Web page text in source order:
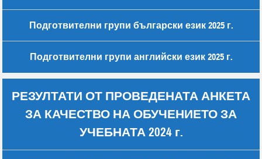
Подготвителни групи български език 2025 г.
Подготвителни групи английски език 2025 г.
РЕЗУЛТАТИ ОТ ПРОВЕДЕНАТА АНКЕТА
ЗА КАЧЕСТВО НА ОБУЧЕНИЕТО ЗА
УЧЕБНАТА 2024 г.